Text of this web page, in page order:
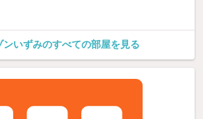
ンいずみのすべての部屋を見る